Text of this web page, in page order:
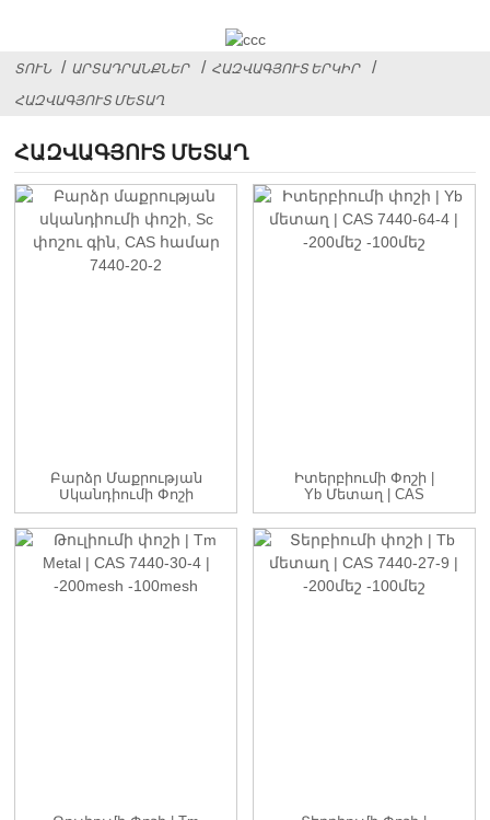
ՏՈՒՆ ԱՐՏԱԴՐԱՆՔՆԵՐ
ՀԱԶՎԱԳՅՈՒՏ ԵՐԿԻՐ
ՀԱԶՎԱԳՅՈՒՏ ՄԵՏԱՂ
ՀԱԶՎԱԳՅՈՒՏ ՄԵՏԱՂ
Բարձր Մաքրության
Սկանդիումի Փոշի
Sc Փոշու Գինը CAS
...
Իտերբիումի Փոշի |
Yb Մետաղ | CAS
7440-64-4 | -...